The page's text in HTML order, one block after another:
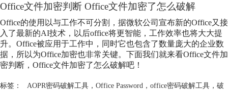
Office文件加密判断 Office文件加密了怎么破解
Office的使用以与工作不可分割，据微软公司宣布新的Office又接
入了最新的AI技术，以后office将更智能，工作效率也将大大提
升。Office被应用于工作中，同时它也包含了数量庞大的企业数
据，所以为Office加密也非常关键。下面我们就来看Office文件加
密判断，Office文件加密了怎么破解吧！
标签： AOPR密码破解工具， Office Password ， office密码破解工具， 破